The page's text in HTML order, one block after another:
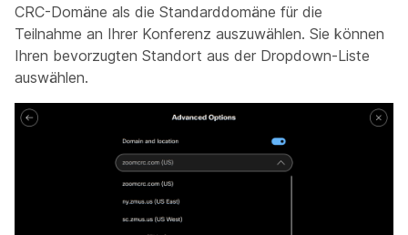
CRC-Domäne als die Standarddomäne für die
Teilnahme an Ihrer Konferenz auszuwählen. Sie können
Ihren bevorzugten Standort aus der Dropdown-Liste
auswählen.